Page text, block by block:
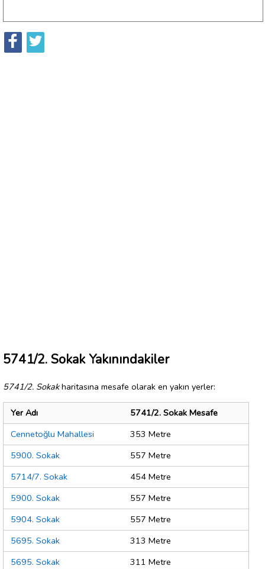
5741/2. Sokak Yakınındakiler
5741/2. Sokakharitasına mesafe olarak en yakın yerler:
Yer Adı
5741/2. Sokak Mesafe
Cennetoğlu Mahallesi
353 Metre
5900. Sokak
557 Metre
5714/7. Sokak
454 Metre
5900. Sokak
557 Metre
5904. Sokak
557 Metre
5695. Sokak
313 Metre
5695. Sokak
311 Metre